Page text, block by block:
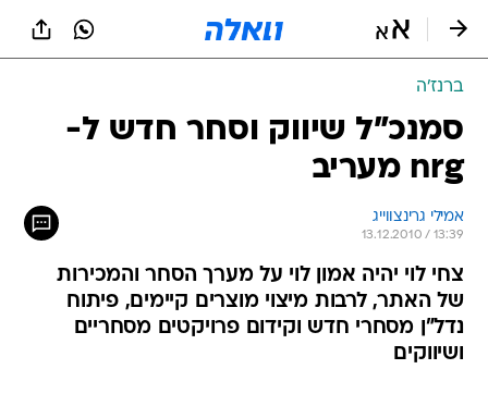
ברנז'ה
סמנכ"ל שיווק וסחר חדש ל-
nrg מעריב
אמילי גרינצווייג
13.12.2010 / 13:39
צחי לוי יהיה אמון לוי על מערך הסחר והמכירות
של האתר, לרבות מיצוי מוצרים קיימים, פיתוח
נדל"ן מסחרי חדש וקידום פרויקטים מסחריים
ושיווקים